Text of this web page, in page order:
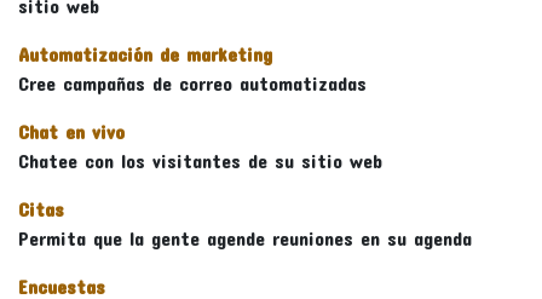
sitio web
Automatización de marketing
Cree campañas de correo automatizadas
Chat en vivo
Chatee con los visitantes de su sitio web
Citas
Permita que la gente agende reuniones en su agenda
Encuestas